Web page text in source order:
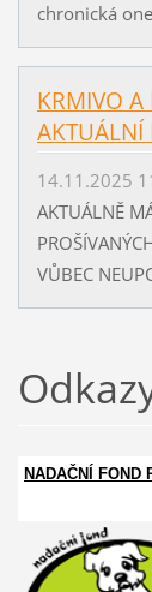
chronická
KRMIVO A
AKTUÁLNÍ
14.11.2025
AKTUÁLNĚ
VŮBEC
NADAČNÍ FOND